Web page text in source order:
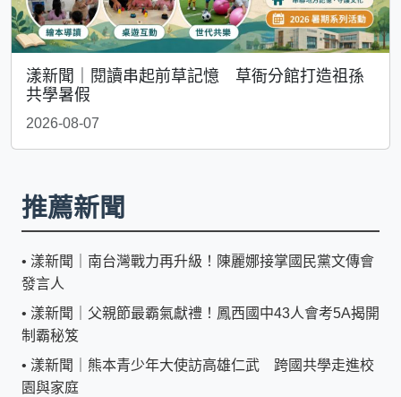
漾新聞｜閱讀串起前草記憶 草衙分館打造祖孫
共學暑假
2026-08-07
推薦新聞
• 漾新聞｜南台灣戰力再升級！陳麗娜接掌國民黨文傳會
發言人
• 漾新聞｜父親節最霸氣獻禮！鳳西國中43人會考5A揭開
制霸秘笈
• 漾新聞｜熊本青少年大使訪高雄仁武 跨國共學走進校
園與家庭